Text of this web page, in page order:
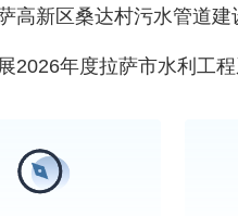
新区桑达村污水管道建设改造项
2026年度拉萨市水利工